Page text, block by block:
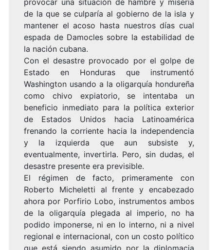
provocar una situación de hambre y miseria
de la que se culparía al gobierno de la isla y
mantener el acoso hasta nuestros días cual
espada de Damocles sobre la estabilidad de
la nación cubana.
Con el desastre provocado por el golpe de
Estado en Honduras que instrumentó
Washington usando a la oligarquía hondureña
como chivo expiatorio, se intentaba un
beneficio inmediato para la política exterior
de Estados Unidos hacia Latinoamérica
frenando la corriente hacia la independencia
y la izquierda que aun subsiste y,
eventualmente, invertirla. Pero, sin dudas, el
desastre presente era previsible.
El régimen de facto, primeramente con
Roberto Micheletti al frente y encabezado
ahora por Porfirio Lobo, instrumentos ambos
de la oligarquía plegada al imperio, no ha
podido imponerse, ni en lo interno, ni a nivel
regional e internacional, con un costo político